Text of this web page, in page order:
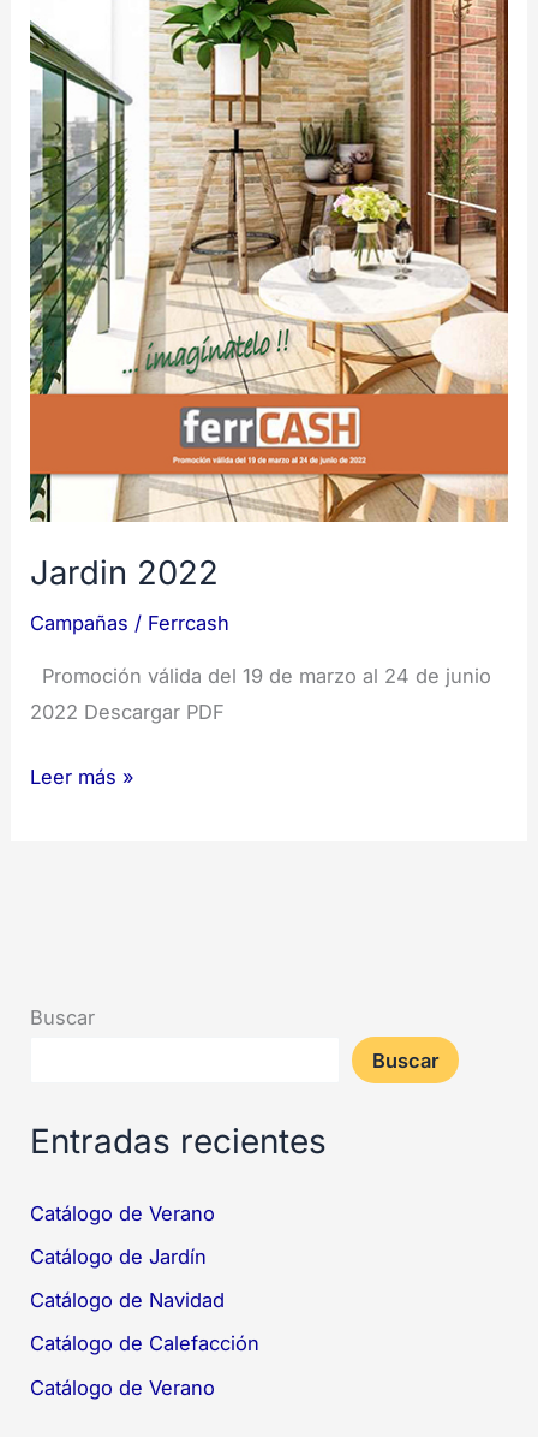
Jardin 2022
Campañas / Ferrcash
Promoción válida del 19 de marzo al 24 de junio
2022 Descargar PDF
Leer más »
Buscar
Buscar
Entradas recientes
Catálogo de Verano
Catálogo de Jardín
Catálogo de Navidad
Catálogo de Calefacción
Catálogo de Verano